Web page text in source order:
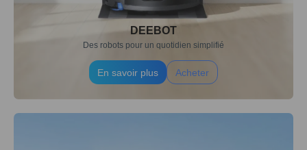
DEEBOT
Des robots pour un quotidien simplifié
En savoir plus Acheter